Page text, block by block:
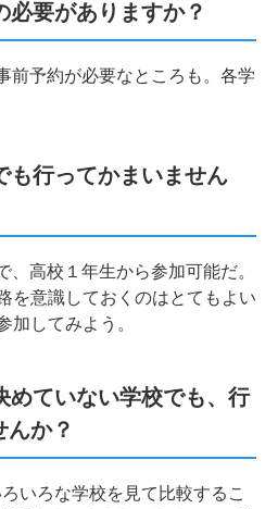
必要がありますか？
前予約が必要なところも。各学
も行ってかまいません
、高校１年生から参加可能だ。
を意識しておくのはとてもよい
加してみよう。
めていない学校でも、行
んか？
いろな学校を見て比較するこ